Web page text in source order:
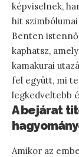
képviselnek,
hit
Benten
kaphatsz,
kamakurai
fel együtt, mi
legkedveltebb
A bejárat
Amikor az